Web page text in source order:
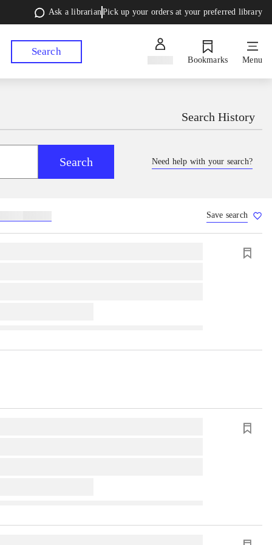
Ask a librarianPick up your orders at your preferred library
Search
Bookmarks Menu
Search History
Search Need help with your search?
Save search